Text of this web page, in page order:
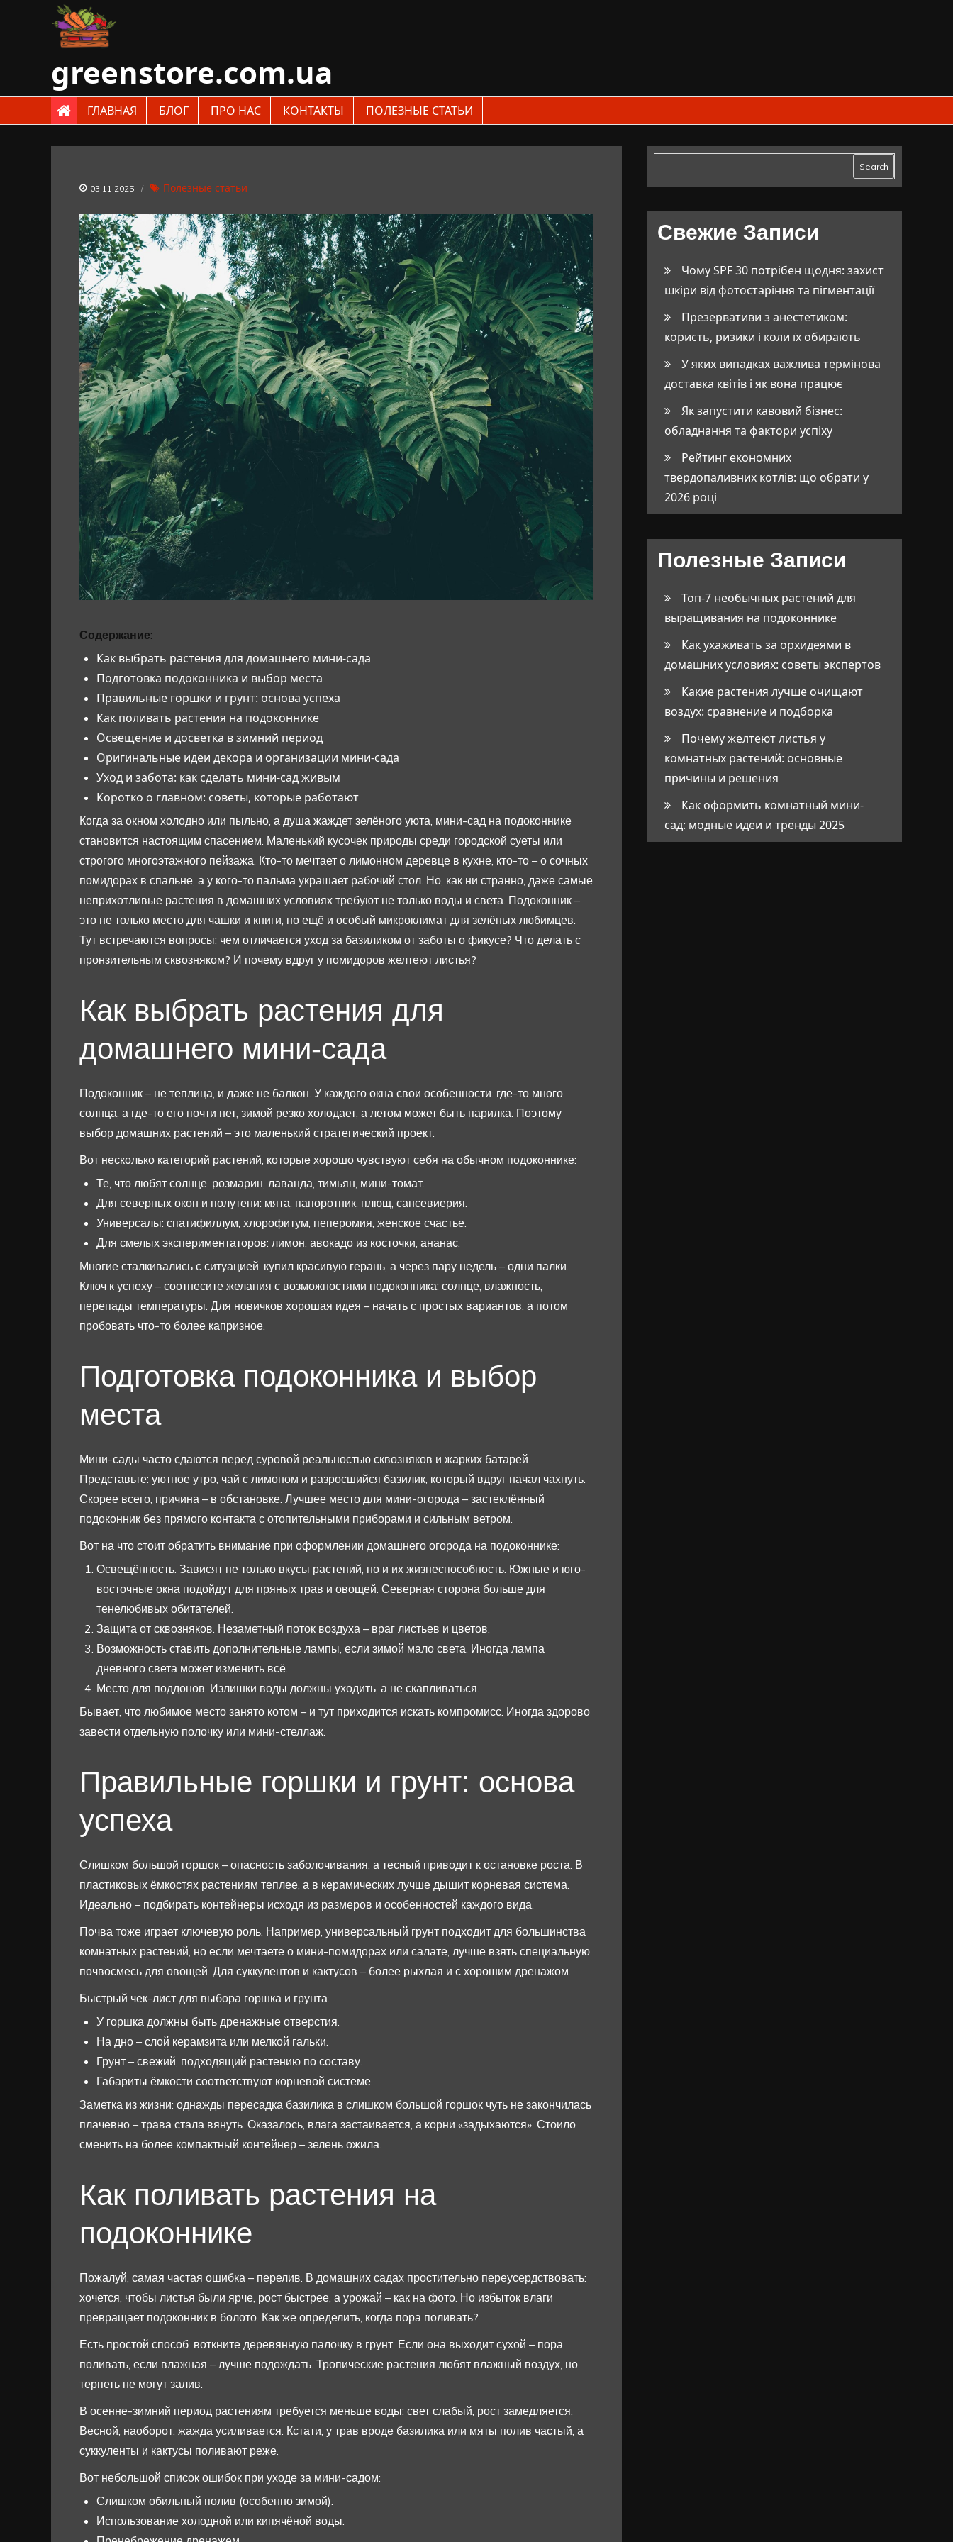
greenstore.com.ua
ГЛАВНАЯ БЛОГ ПРО НАС КОНТАКТЫ ПОЛЕЗНЫЕ СТАТЬИ
03.11.2025 Полезные статьи
Содержание:
Как выбрать растения для домашнего мини-сада
Подготовка подоконника и выбор места
Правильные горшки и грунт: основа успеха
Как поливать растения на подоконнике
Освещение и досветка в зимний период
Оригинальные идеи декора и организации мини-сада
Уход и забота: как сделать мини-сад живым
Коротко о главном: советы, которые работают
Когда за окном холодно или пыльно, а душа жаждет зелёного уюта, мини-сад на подоконнике
становится настоящим спасением. Маленький кусочек природы среди городской суеты или
строгого многоэтажного пейзажа. Кто-то мечтает о лимонном деревце в кухне, кто-то – о сочных
помидорах в спальне, а у кого-то пальма украшает рабочий стол. Но, как ни странно, даже самые
неприхотливые растения в домашних условиях требуют не только воды и света. Подоконник –
это не только место для чашки и книги, но ещё и особый микроклимат для зелёных любимцев.
Тут встречаются вопросы: чем отличается уход за базиликом от заботы о фикусе? Что делать с
пронзительным сквозняком? И почему вдруг у помидоров желтеют листья?
Как выбрать растения для
домашнего мини-сада
Подоконник – не теплица, и даже не балкон. У каждого окна свои особенности: где-то много
солнца, а где-то его почти нет, зимой резко холодает, а летом может быть парилка. Поэтому
выбор домашних растений – это маленький стратегический проект.
Вот несколько категорий растений, которые хорошо чувствуют себя на обычном подоконнике:
Те, что любят солнце: розмарин, лаванда, тимьян, мини-томат.
Для северных окон и полутени: мята, папоротник, плющ, сансевиерия.
Универсалы: спатифиллум, хлорофитум, пеперомия, женское счастье.
Для смелых экспериментаторов: лимон, авокадо из косточки, ананас.
Многие сталкивались с ситуацией: купил красивую герань, а через пару недель – одни палки.
Ключ к успеху – соотнесите желания с возможностями подоконника: солнце, влажность,
перепады температуры. Для новичков хорошая идея – начать с простых вариантов, а потом
пробовать что-то более капризное.
Подготовка подоконника и выбор
места
Мини-сады часто сдаются перед суровой реальностью сквозняков и жарких батарей.
Представьте: уютное утро, чай с лимоном и разросшийся базилик, который вдруг начал чахнуть.
Скорее всего, причина – в обстановке. Лучшее место для мини-огорода – застеклённый
подоконник без прямого контакта с отопительными приборами и сильным ветром.
Вот на что стоит обратить внимание при оформлении домашнего огорода на подоконнике:
Освещённость. Зависят не только вкусы растений, но и их жизнеспособность. Южные и юго-
восточные окна подойдут для пряных трав и овощей. Северная сторона больше для
тенелюбивых обитателей.
Защита от сквозняков. Незаметный поток воздуха – враг листьев и цветов.
Возможность ставить дополнительные лампы, если зимой мало света. Иногда лампа
дневного света может изменить всё.
Место для поддонов. Излишки воды должны уходить, а не скапливаться.
Бывает, что любимое место занято котом – и тут приходится искать компромисс. Иногда здорово
завести отдельную полочку или мини-стеллаж.
Правильные горшки и грунт: основа
успеха
Слишком большой горшок – опасность заболочивания, а тесный приводит к остановке роста. В
пластиковых ёмкостях растениям теплее, а в керамических лучше дышит корневая система.
Идеально – подбирать контейнеры исходя из размеров и особенностей каждого вида.
Почва тоже играет ключевую роль. Например, универсальный грунт подходит для большинства
комнатных растений, но если мечтаете о мини-помидорах или салате, лучше взять специальную
почвосмесь для овощей. Для суккулентов и кактусов – более рыхлая и с хорошим дренажом.
Быстрый чек-лист для выбора горшка и грунта:
У горшка должны быть дренажные отверстия.
На дно – слой керамзита или мелкой гальки.
Грунт – свежий, подходящий растению по составу.
Габариты ёмкости соответствуют корневой системе.
Заметка из жизни: однажды пересадка базилика в слишком большой горшок чуть не закончилась
плачевно – трава стала вянуть. Оказалось, влага застаивается, а корни «задыхаются». Стоило
сменить на более компактный контейнер – зелень ожила.
Как поливать растения на
подоконнике
Пожалуй, самая частая ошибка – перелив. В домашних садах простительно переусердствовать:
хочется, чтобы листья были ярче, рост быстрее, а урожай – как на фото. Но избыток влаги
превращает подоконник в болото. Как же определить, когда пора поливать?
Есть простой способ: воткните деревянную палочку в грунт. Если она выходит сухой – пора
поливать, если влажная – лучше подождать. Тропические растения любят влажный воздух, но
терпеть не могут залив.
В осенне-зимний период растениям требуется меньше воды: свет слабый, рост замедляется.
Весной, наоборот, жажда усиливается. Кстати, у трав вроде базилика или мяты полив частый, а
суккуленты и кактусы поливают реже.
Вот небольшой список ошибок при уходе за мини-садом:
Слишком обильный полив (особенно зимой).
Использование холодной или кипячёной воды.
Search
Свежие Записи
Чому SPF 30 потрібен щодня: захист
шкіри від фотостаріння та пігментації
Презервативи з анестетиком:
користь, ризики і коли їх обирають
У яких випадках важлива термінова
доставка квітів і як вона працює
Як запустити кавовий бізнес:
обладнання та фактори успіху
Рейтинг економних
твердопаливних котлів: що обрати у
2026 році
Полезные Записи
Топ-7 необычных растений для
выращивания на подоконнике
Как ухаживать за орхидеями в
домашних условиях: советы экспертов
Какие растения лучше очищают
воздух: сравнение и подборка
Почему желтеют листья у
комнатных растений: основные
причины и решения
Как оформить комнатный мини-
сад: модные идеи и тренды 2025